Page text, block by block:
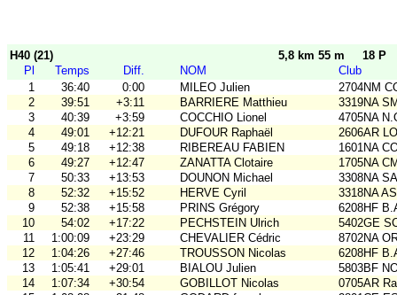
H40 (21) 5,8 km 55 m
18 P
Pl
Temps Diff. NOM
Club
1
36:40 0:00 MILEO Julien
2704NM
2
39:51 +3:11 BARRIERE Matthieu
3319NA
3
40:39 +3:59 COCCHIO Lionel
4705NA
4
49:01 +12:21 DUFOUR Raphaël
2606AR
5
49:18 +12:38 RIBEREAU FABIEN
1601NA
6
49:27 +12:47 ZANATTA Clotaire
1705NA
7
50:33 +13:53 DOUNON Michael
3308NA
8
52:32 +15:52 HERVE Cyril
3318NA
9
52:38 +15:58 PRINS Grégory
6208HF
10
54:02 +17:22 PECHSTEIN Ulrich
5402GE
11
1:00:09 +23:29 CHEVALIER Cédric
8702NA
12
1:04:26 +27:46 TROUSSON Nicolas
6208HF
13
1:05:41 +29:01 BIALOU Julien
5803BF
14
1:07:34 +30:54 GOBILLOT Nicolas
0705AR